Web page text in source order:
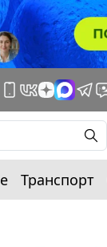
Транспорт